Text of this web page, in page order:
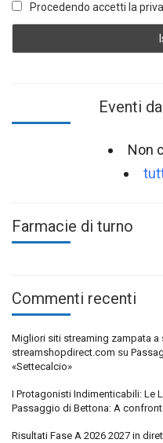
Procedendo accetti la
Eventi
Non
Farmacie di turno
Commenti recenti
Migliori siti streaming zampata a
streamshopdirect.com su
«Settecalcio»
I Protagonisti Indimenticabili: Le
Passaggio di Bettona: A
Risultati Fase A 2026 2027 in